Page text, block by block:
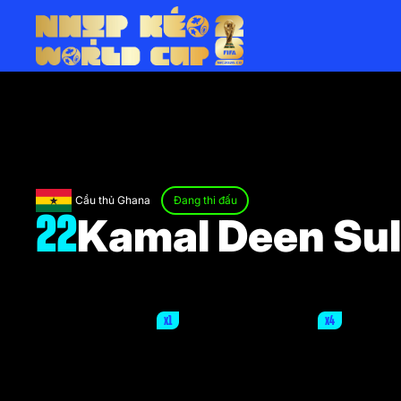
Cầu thủ Ghana Đang thi đấu
22Kamal Deen
x1 x4